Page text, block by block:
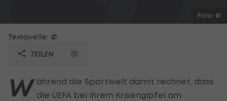
Foto: ©
Textquelle: ©
TEILEN
W ährend die Sportwelt damit rechnet, dass
die UEFA bei ihrem Krisengipfel am